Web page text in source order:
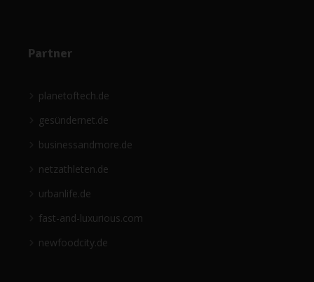
Partner
planetoftech.de
gesündernet.de
businessandmore.de
netzathleten.de
urbanlife.de
fast-and-luxurious.com
newfoodcity.de